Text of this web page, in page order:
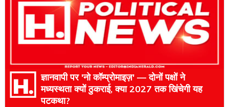
ज्ञानवापी पर 'नो कॉम्प्रोमाइज़' — दोनों पक्षों ने
मध्यस्थता क्यों ठुकराई, क्या 2027 तक खिंचेगी यह
पटकथा?